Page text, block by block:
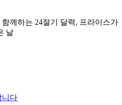
께하는 24절기 달력, 프라이스가
날
니다